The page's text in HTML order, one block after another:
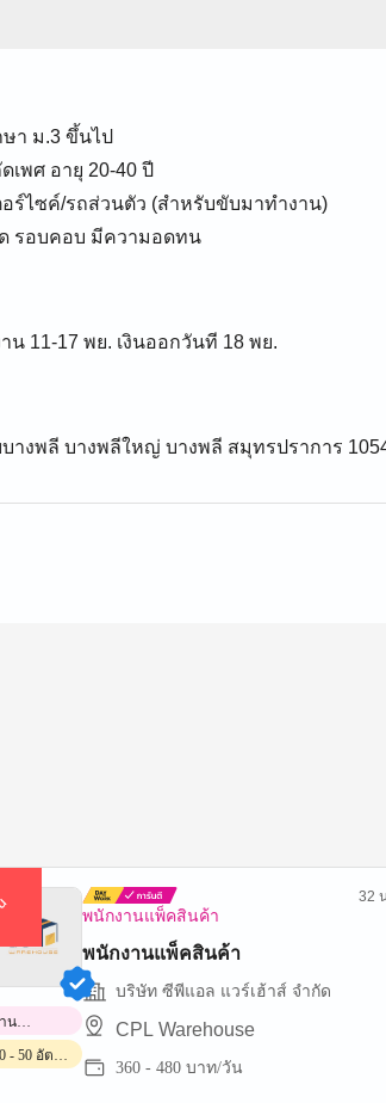
า ม.3 ขึ้นไป
เพศ อายุ 20-40 ปี
อร์ไซค์/รถส่วนตัว (สำหรับขับมาทำงาน)
ด รอบคอบ มีความอดทน
น 11-17 พย. เงินออกวันที 18 พย.
างพลี บางพลีใหญ่ บางพลี สมุทรปราการ
พนักงานแพ็คสินค้า
32
พนักงานแพ็คสินค้า
บริษัท ซีพีแอล แวร์เฮ้าส์ จำกัด
CPL Warehouse
360 - 480 บาท/วัน
น
ร์ทไทม์
- 50 อัตรา/